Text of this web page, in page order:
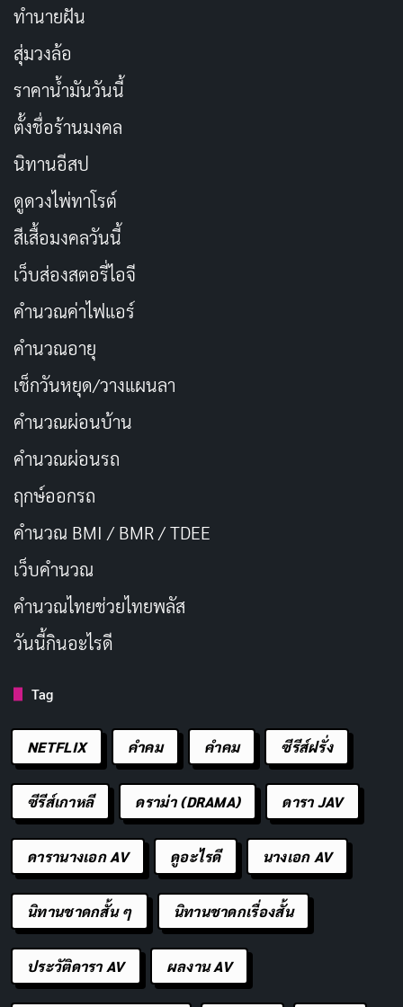
งานภาพใน Dante’s Peak
หนังบล็อกบัสเตอร์ แต่เลือกใช้ความสมจริงเพื่อถ่ายทอด
อารมณ์ของตัวละคร สีสันที่มืดมนและเส้นสายที่ละเอียด
อ่อนช่วยขับเน้นความรู้สึกของความหวาดกลัวและความ
หวังในเรื่องราว การออกแบบฉากภัยพิบัติสะท้อนถึงชีวิตใน
ยุค 90 ของอเมริกาได้อย่างสมจริง โดยเฉพาะฉากเมืองถูก
โรเจอร์ ดอนัลด์สัน
การเล่าเรื่องผ่านช่วงเวลาเล็กๆ ที่เต็มไปด้วยความหมาย
ฉากที่ครอบครัวหนีภัยข้ามทะเลสาบกรดเป็นหนึ่งใน
โมเมนต์ที่ทั้งน่ากลัวและสะเทือนใจ มันเหมือนกับการได้เห็น
ภาพวาดที่เรียบง่ายแต่เต็มไปด้วยอารมณ์ การกำกับของด
อนัลด์สันทำให้ทุกฉากรู้สึกใกล้ชิดและเป็นส่วนตัวราวกับเรา
กำลังนั่งดูชีวิตของเพื่อนสนิท
เอฟเฟกต์พิเศษในยุคนั้นถือว่าดีเยี่ยม แม้จะผ่านมานานกว่า
ทำลายล้างแบบไร้เหตุผล แต่ใช้มันเพื่อเพิ่มเดิมพันชีวิตและ
ความตาย มันทำให้เราคิดว่า ถ้าภูเขาไฟจริงๆ ปะทุขึ้นมา
เราจะรับมืออย่างไร?
หนึ่งในประเด็นหลักของDante’s Peak คือแนวคิดเรื่อง
การไถ่บาปและการควบคุมโชคชะตาของตัวเอง แฮร์รี่ถูก
ชักจูงโดยความรู้สึกผิดจากอดีตและความภักดีที่ผิดทาง จน
ทำให้เขาต้องสูญเสียโอกาสมากมาย หนังค่อยๆ เผยให้เห็น
ว่าเกิดอะไรขึ้นกับเขาและครอบครัวชั่วคราวของเรเชล
คำถามที่ว่า “ยังมีโอกาสให้เริ่มใหม่หรือไม่?” กลายเป็น
หัวใจของเรื่องราว
ทำนายฝัน
สุ่มวงล้อ
ราคาน้ำมันวันนี้
ตั้งชื่อร้านมงคล
นิทานอีสป
ดูดวงไพ่ทาโรต์
สีเสื้อมงคลวันนี้
เว็บส่องสตอรี่ไอจี
คำนวณค่าไฟแอร์
คำนวณอายุ
เช็กวันหยุด/วางแผนลา
คำนวณผ่อนบ้าน
คำนวณผ่อนรถ
ฤกษ์ออกรถ
คำนวณ BMI / BMR / TDEE
เว็บคํานวณ
คํานวณไทยช่วยไทยพลัส
วันนี้กินอะไรดี
Tag
NETFLIX คำคม คําคม ซีรีส์ฝรั่ง
ซีรีส์เกาหลี ดราม่า (DRAMA) ดารา JAV
ดารานางเอก AV ดูอะไรดี นางเอก AV
นิทานชาดกสั้น ๆ นิทานชาดกเรื่องสั้น
ประวัติดารา AV ผลงาน AV